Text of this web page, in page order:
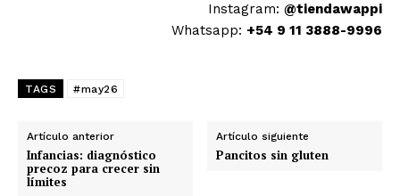
Instagram: @tiendawappi
Whatsapp: +54 9 11 3888-9996
TAGS #may26
Artículo anterior
Infancias: diagnóstico
precoz para crecer sin
límites
Artículo siguiente
Pancitos sin gluten